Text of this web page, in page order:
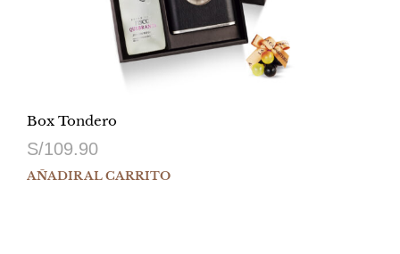
Box Tondero
S/109.90
AÑADIR AL CARRITO